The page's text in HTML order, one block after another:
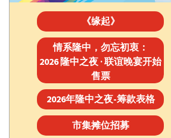
《缘起》
情系隆中，勿忘初衷：
2026 隆中之夜 · 联谊晚宴开始
售票
2026年隆中之夜-筹款表格
市集摊位招募